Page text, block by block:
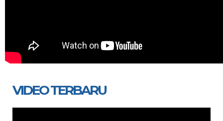
VIDEO TERBARU